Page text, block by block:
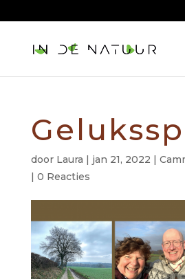
door Laura | jan 21, 2022 |
| 0 Reacties